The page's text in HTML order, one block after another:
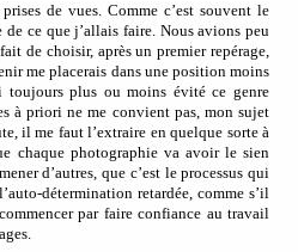
de vues. Comme c’est souvent le
de ce que j’allais faire. Nous avions peu
de choisir, après un premier repérage,
me placerais dans une position moins
toujours plus ou moins évité ce genre
à priori ne me convient pas, mon sujet
il me faut l’extraire en quelque sorte à
chaque photographie va avoir le sien
d’autres, que c’est le processus qui
détermination retardée, comme s’il
par faire confiance au travail